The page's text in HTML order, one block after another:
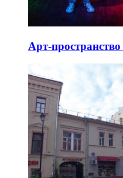
Арт-